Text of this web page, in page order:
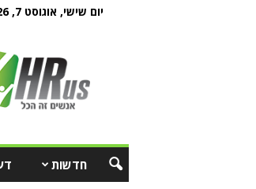
יום שישי, אוגוסט 7, 2026
חדשות